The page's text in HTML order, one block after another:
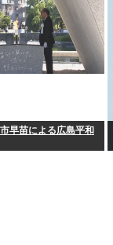
早苗による広島平和